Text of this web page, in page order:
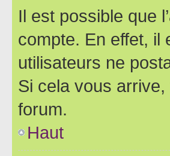
Il est possible que
compte. En effet, il
utilisateurs ne
Si cela vous
forum.
Haut